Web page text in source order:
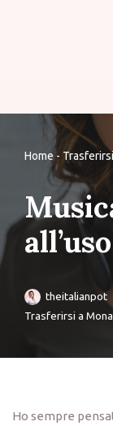
Home-
all’uso
theitalianpot
Trasferirsi a
Ho sempre